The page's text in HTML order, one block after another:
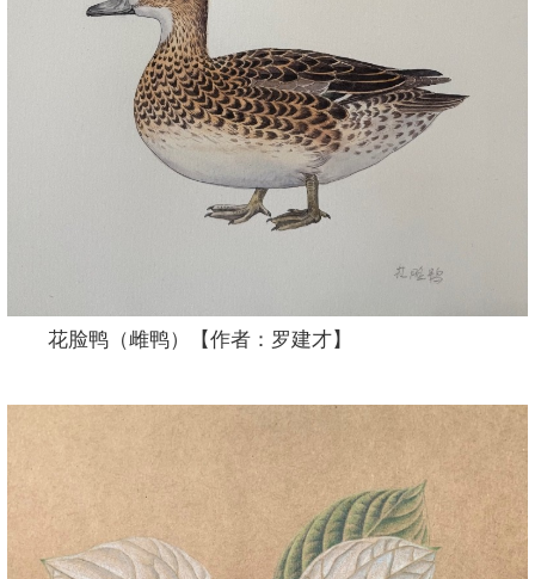
花脸鸭（雌鸭）【作者：罗建才】